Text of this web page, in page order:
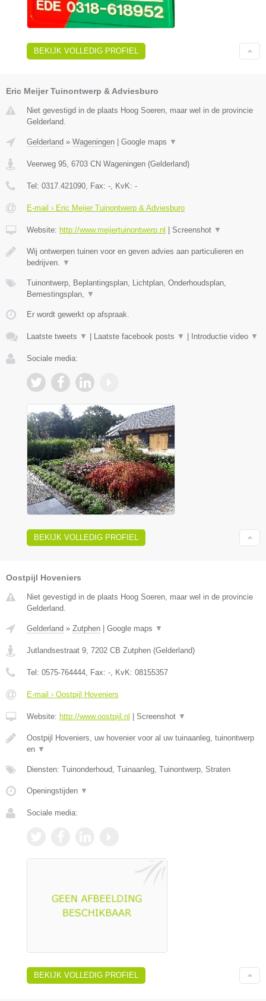
BEKIJK VOLLEDIG PROFIEL
Eric Meijer Tuinontwerp & Adviesburo
Niet gevestigd in de plaats Hoog Soeren, maar wel in de provincie
Gelderland.
Gelderland » Wageningen Google maps ▼
Veerweg 95 6703 CN Wageningen (Gelderland)
Tel: 0317.421090 , Fax: - , KvK: -
E-mail › Eric Meijer Tuinontwerp & Adviesburo
Website: http://www.meijertuinontwerp.nl Screenshot ▼
Wij ontwerpen tuinen voor en geven advies aan particulieren en
bedrijven.
▼
Tuinontwerp, Beplantingsplan, Lichtplan, Onderhoudsplan,
Bemestingsplan,
▼
Er wordt gewerkt op afspraak.
Laatste tweets ▼ Laatste facebook posts ▼ Introductie video ▼
Sociale media:
BEKIJK VOLLEDIG PROFIEL
Oostpijl Hoveniers
Niet gevestigd in de plaats Hoog Soeren, maar wel in de provincie
Gelderland.
Gelderland » Zutphen Google maps ▼
Jutlandsestraat 9, 7202 CB Zutphen (Gelderland)
Tel: 0575-764444, Fax: -, KvK: 08155357
E-mail › Oostpijl Hoveniers
Website: http://www.oostpijl.nl Screenshot ▼
Oostpijl Hoveniers, uw hovenier voor al uw tuinaanleg, tuinontwerp
en ▼
Diensten: Tuinonderhoud, Tuinaanleg, Tuinontwerp, Straten
Openingstijden ▼
Sociale media:
BEKIJK VOLLEDIG PROFIEL